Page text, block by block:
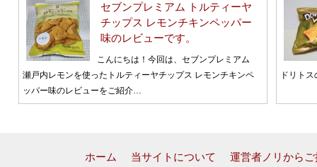
セブンプレミアム トルティーヤ
チップス レモンチキンペッパー
味のレビューです。
こんにちは！今回は、セブンプレミアム
瀬戸内レモンを使ったトルティーヤチップス レモンチキンペ
ッパー味のレビューをご紹介…
ドリト
ホーム 当サイトについて 運営者ノリから